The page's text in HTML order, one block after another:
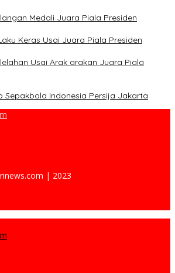
Medali Juara Piala Presiden
Keras Usai Juara Piala Presiden
Usai Arak arakan Juara Piala
Sepakbola Indonesia Persija Jakarta
| 2023